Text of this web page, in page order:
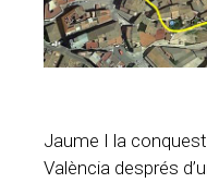
Jaume I la
València després